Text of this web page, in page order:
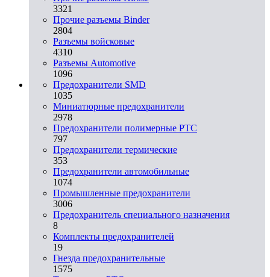
3321
Прочие разъемы Binder
2804
Разъемы войсковые
4310
Разъeмы Automotive
1096
Предохранители SMD
1035
Миниатюрные предохранители
2978
Предохранители полимерные PTC
797
Предохранители термические
353
Предохранители автомобильные
1074
Промышленные предохранители
3006
Предохранитель специального назначения
8
Комплекты предохранителей
19
Гнезда предохранительные
1575